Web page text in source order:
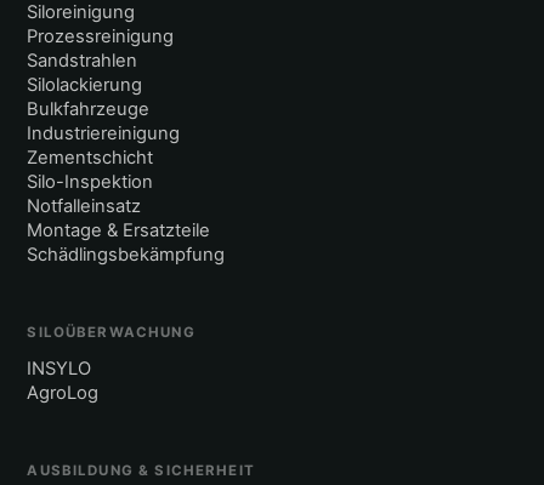
Siloreinigung
Prozessreinigung
Sandstrahlen
Silolackierung
Bulkfahrzeuge
Industriereinigung
Zementschicht
Silo-Inspektion
Notfalleinsatz
Montage & Ersatzteile
Schädlingsbekämpfung
SILOÜBERWACHUNG
INSYLO
AgroLog
AUSBILDUNG & SICHERHEIT